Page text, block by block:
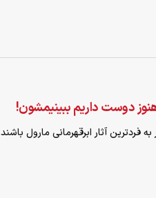
دوست داریم ببینیمشون!
آثار ابرقهرمانی مارول باشند